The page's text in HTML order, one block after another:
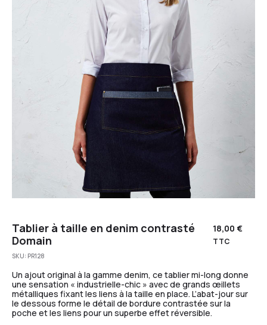
Tablier à taille en denim contrasté
Domain
18,00 €
TTC
SKU: PR128
Un ajout original à la gamme denim, ce tablier mi-long donne
une sensation « industrielle-chic » avec de grands œillets
métalliques fixant les liens à la taille en place. L’abat-jour sur
le dessous forme le détail de bordure contrastée sur la
poche et les liens pour un superbe effet réversible.